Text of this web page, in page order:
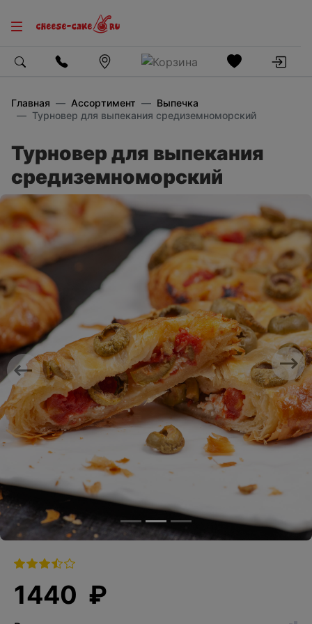
Главная Ассортимент
Выпечка
Турновер для выпекания средиземноморский
Турновер для выпекания
средиземноморский
Previous Next
1440 ₽